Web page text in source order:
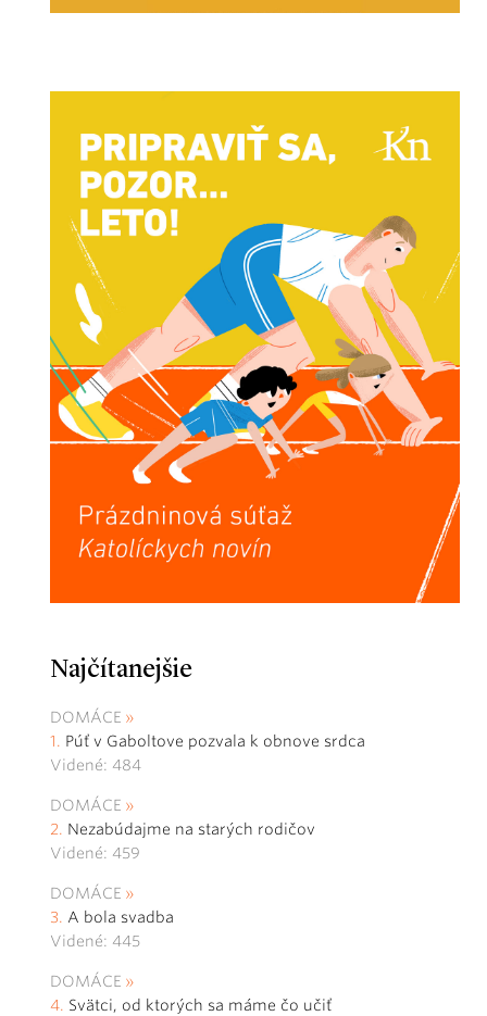
Najčítanejšie
DOMÁCE
Púť v Gaboltove pozvala k obnove srdca
Videné: 484
DOMÁCE
Nezabúdajme na starých rodičov
Videné: 459
DOMÁCE
A bola svadba
Videné: 445
DOMÁCE
Svätci, od ktorých sa máme čo učiť